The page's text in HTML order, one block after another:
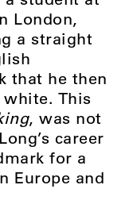
London,
a straight
that he then
This
, was not
career
for a
Europe and